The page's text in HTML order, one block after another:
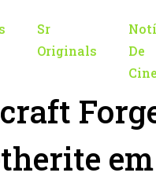
Sr
Originals
De